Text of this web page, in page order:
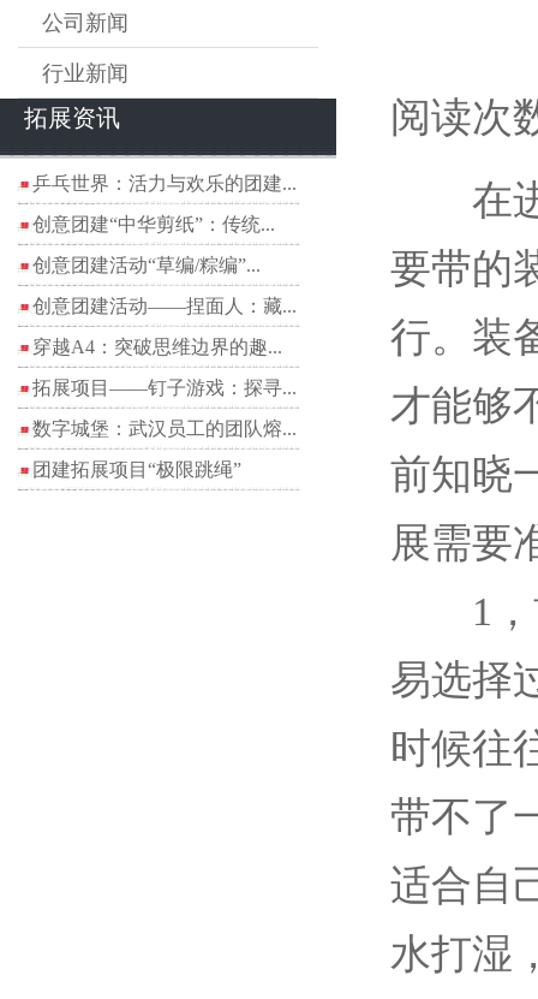
公司新闻
行业新闻
拓展资讯
乒乓世界：活力与欢乐的团建...
创意团建“中华剪纸”：传统...
创意团建活动“草编/粽编”...
创意团建活动——捏面人：藏...
穿越A4：突破思维边界的趣...
拓展项目——钉子游戏：探寻...
数字城堡：武汉员工的团队熔...
团建拓展项目“极限跳绳”
阅读次
在进
要带的
行。装
才能够
前知晓
展需要
1，首
易选择
时候往
带不了
适合自
水打湿